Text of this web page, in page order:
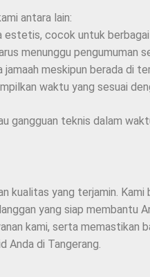
antara lain:
cocok untuk berbagai
menunggu pengumuman
meskipun berada di
waktu yang sesuai
gangguan teknis dalam
kualitas yang terjamin.
yang siap membantu
kami, serta memastikan
Anda di Tangerang.